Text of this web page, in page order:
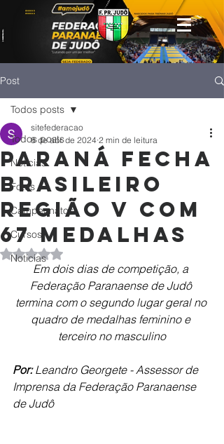
Post
Todos posts
Notícias
Fotos
Campeonatos
Cursos
Noticias
Todos posts
Paraná fecha
Brasileiro
Região V com
67 medalhas
sitefederacao
8 de abr. de 2024 2 min de leitura
Avaliado com NaN de 5 estrelas.
Em dois dias de competição, a
Federação Paranaense de Judô
termina com o segundo lugar geral no
quadro de medalhas feminino e
terceiro no masculino
Por: Leandro Georgete - Assessor de
Imprensa da Federação Paranaense
de Judô